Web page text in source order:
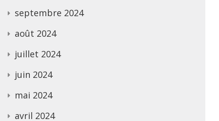
septembre 2024
août 2024
juillet 2024
juin 2024
mai 2024
avril 2024